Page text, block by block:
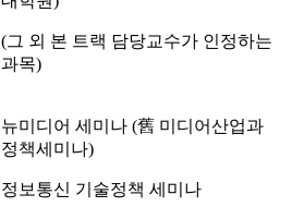
(그 외 본 트랙 담당교수가 인정하는
과목)
뉴미디어 세미나 (舊 미디어산업과
정책세미나)
정보통신 기술정책 세미나